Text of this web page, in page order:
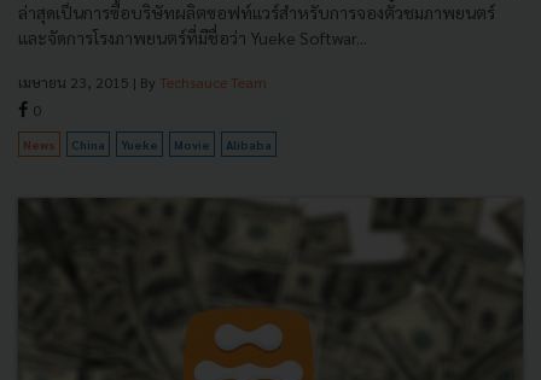
ล่าสุดเป็นการซื้อบริษัทผลิตซอฟท์แวร์สำหรับการจองตั๋วชมภาพยนตร์
และจัดการโรงภาพยนตร์ที่มีชื่อว่า Yueke Softwar...
เมษายน 23, 2015 | By Techsauce Team
0
News China Yueke Movie Alibaba